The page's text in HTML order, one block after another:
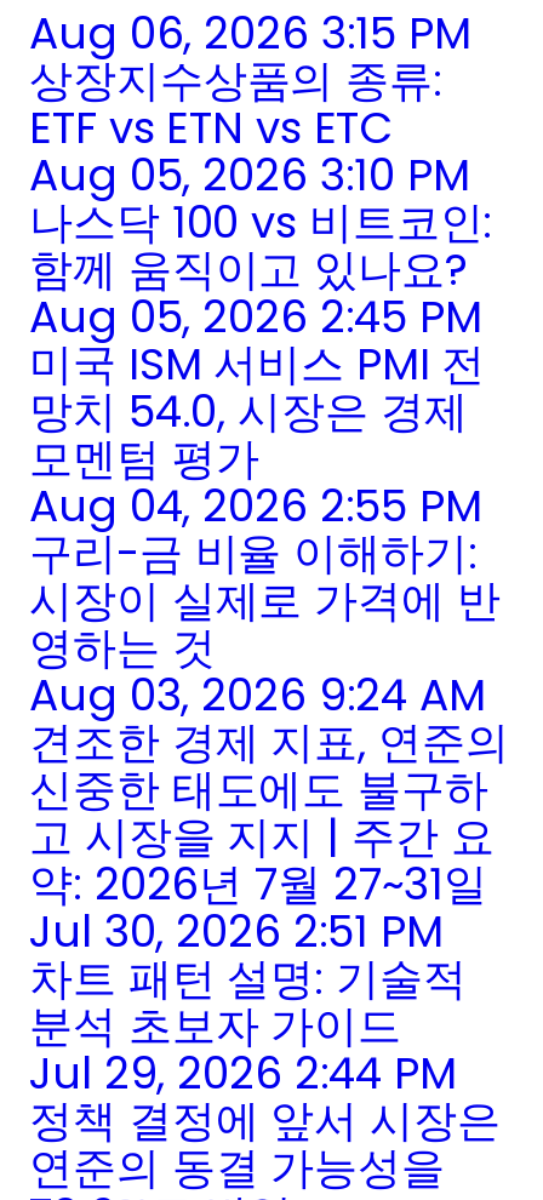
Aug 06, 2026 3:15 PM
상장지수상품의 종류:
ETF vs ETN vs ETC
Aug 05, 2026 3:10 PM
나스닥 100 vs 비트코인:
함께 움직이고 있나요?
Aug 05, 2026 2:45 PM
미국 ISM 서비스 PMI 전
망치 54.0, 시장은 경제
모멘텀 평가
Aug 04, 2026 2:55 PM
구리-금 비율 이해하기:
시장이 실제로 가격에 반
영하는 것
Aug 03, 2026 9:24 AM
견조한 경제 지표, 연준의
신중한 태도에도 불구하
고 시장을 지지 | 주간 요
약: 2026년 7월 27~31일
Jul 30, 2026 2:51 PM
차트 패턴 설명: 기술적
분석 초보자 가이드
Jul 29, 2026 2:44 PM
정책 결정에 앞서 시장은
연준의 동결 가능성을